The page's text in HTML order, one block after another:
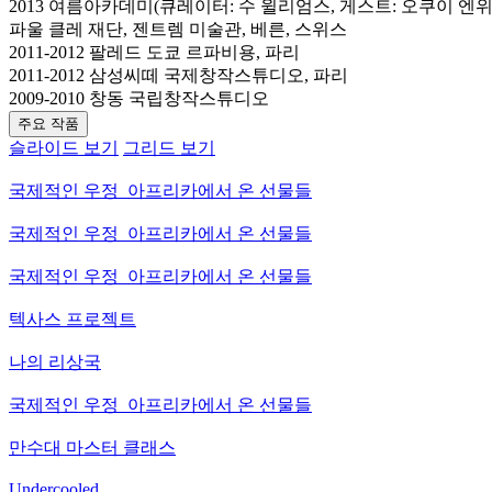
2013 여름아카데미(큐레이터: 수 윌리엄스, 게스트: 오쿠이 엔
파울 클레 재단, 젠트렘 미술관, 베른, 스위스
2011-2012 팔레드 도쿄 르파비용, 파리
2011-2012 삼성씨떼 국제창작스튜디오, 파리
2009-2010 창동 국립창작스튜디오
주요 작품
슬라이드 보기 그리드 보기
국제적인 우정_아프리카에서 온 선물들
국제적인 우정_아프리카에서 온 선물들
국제적인 우정_아프리카에서 온 선물들
텍사스 프로젝트
나의 리상국
국제적인 우정_아프리카에서 온 선물들
만수대 마스터 클래스